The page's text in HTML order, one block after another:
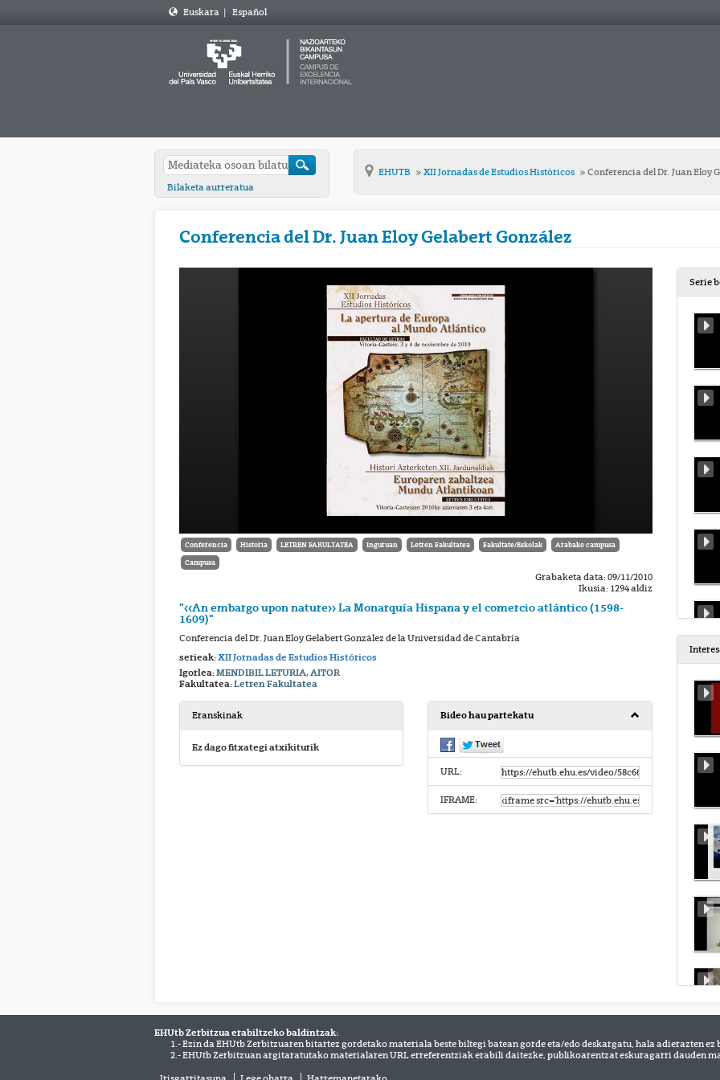
Euskara | Español
Bilaketa aurreratua
EHUTB XII Jornadas de Estudios Históricos Conferencia del Dr. Juan Eloy
Conferencia del Dr. Juan Eloy Gelabert González
Conferencia Historia LETREN FAKULTATEA Inguruan Letren Fakultatea Fakultate/Eskolak Arabako campusa
Campusa
Grabaketa data: 09/11/2010
Ikusia: 1294 aldiz
"<<An embargo upon nature>> La Monarquía Hispana y el comercio atlántico (1598-
1609)"
Conferencia del Dr. Juan Eloy Gelabert González de la Universidad de Cantabría
serieak:XII Jornadas de Estudios Históricos
Igorlea:MENDIBIL LETURIA, AITOR
Fakultatea:Letren Fakultatea
Eranskinak
Ez dago fitxategi atxikiturik
Bideo hau partekatu
URL:
IFRAME:
Serie
EHUtb Zerbitzua erabiltzeko baldintzak:
1.- Ezin da EHUtb Zerbitzuaren bitartez gordetako materiala beste biltegi batean gorde eta/edo deskargatu, hala adierazten ez
2.- EHUtb Zerbitzuan argitaratutako materialaren URL erreferentziak erabili daitezke, publikoarentzat eskuragarri dauden